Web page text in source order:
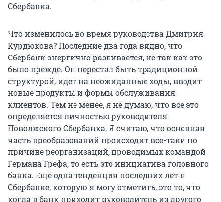
Сбербанка.
Что изменилось во время руководства Дмитрия
Курдюкова? Последние два года видно, что
Сбербанк энергично развивается, не так как это
было прежде. Он перестал быть традиционной
структурой, идет на неожиданные ходы, вводит
новые продукты и формы обслуживания
клиентов. Тем не менее, я не думаю, что все это
определяется личностью руководителя
Поволжского Сбербанка. Я считаю, что основная
часть преобразований происходит все-таки по
причине реорганизаций, проводимых командой
Германа Грефа, то есть это инициатива головного
банка. Еще одна тенденция последних лет в
Сбербанке, которую я могу отметить, это то, что
когда в банк приходит руководитель из другого